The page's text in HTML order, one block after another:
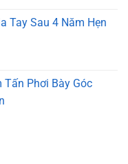
Tay Sau 4 Năm Hẹn
Tấn Phơi Bày Góc